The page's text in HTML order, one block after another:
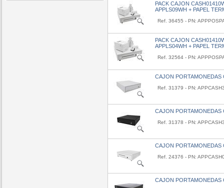
PACK CAJON
APPLS09WH + PAPEL
Ref. 36455 - PN:
PACK CAJON
APPLS04WH + PAPEL
Ref. 32564 - PN:
CAJON PORTAMONEDAS
Ref. 31379 - PN:
CAJON PORTAMONEDAS
Ref. 31378 - PN:
CAJON PORTAMONEDAS
Ref. 24376 - PN:
CAJON PORTAMONEDAS